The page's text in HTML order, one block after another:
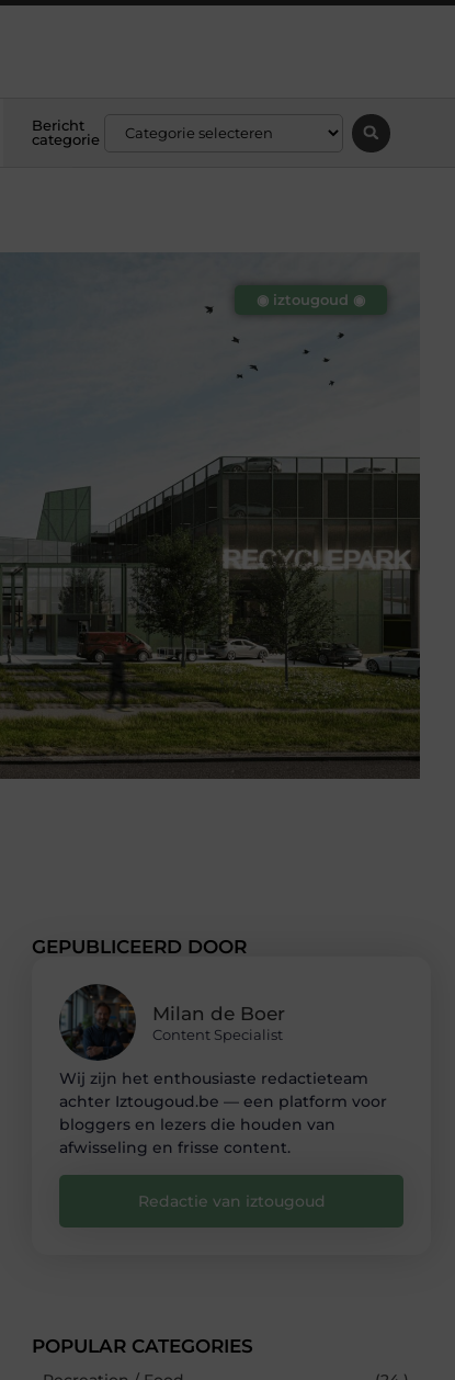
Bericht
categorie
◉ iztougoud ◉
GEPUBLICEERD DOOR
Milan de Boer
Content Specialist
Wij zijn het enthousiaste redactieteam
achter Iztougoud.be — een platform voor
bloggers en lezers die houden van
afwisseling en frisse content.
Redactie van iztougoud
POPULAR CATEGORIES